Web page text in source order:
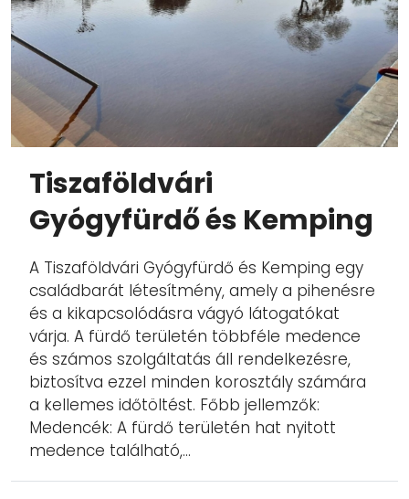
Tiszaföldvári
Gyógyfürdő és Kemping
A Tiszaföldvári Gyógyfürdő és Kemping egy
családbarát létesítmény, amely a pihenésre
és a kikapcsolódásra vágyó látogatókat
várja. A fürdő területén többféle medence
és számos szolgáltatás áll rendelkezésre,
biztosítva ezzel minden korosztály számára
a kellemes időtöltést. Főbb jellemzők:
Medencék: A fürdő területén hat nyitott
medence található,...